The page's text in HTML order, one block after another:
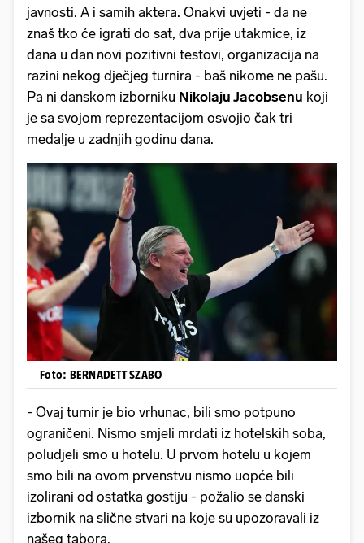
javnosti. A i samih aktera. Onakvi uvjeti - da ne
znaš tko će igrati do sat, dva prije utakmice, iz
dana u dan novi pozitivni testovi, organizacija na
razini nekog dječjeg turnira - baš nikome ne pašu.
Pa ni danskom izborniku Nikolaju Jacobsenu koji
je sa svojom reprezentacijom osvojio čak tri
medalje u zadnjih godinu dana.
Foto: BERNADETT SZABO
- Ovaj turnir je bio vrhunac, bili smo potpuno
ograničeni. Nismo smjeli mrdati iz hotelskih soba,
poludjeli smo u hotelu. U prvom hotelu u kojem
smo bili na ovom prvenstvu nismo uopće bili
izolirani od ostatka gostiju - požalio se danski
izbornik na slične stvari na koje su upozoravali iz
našeg tabora.